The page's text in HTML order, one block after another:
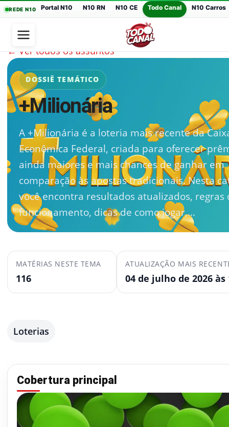
REDE N10 Portal N10 N10 RN N10 CE Todo Canal N10 Carros
← Ver todos os assuntos
DOSSIÊ TEMÁTICO
+Milionária
A +Milionária é a loteria mais recente da
Econômica Federal, criada para oferecer
ainda maiores e mais chances de ganhar em
comparação às apostas tradicionais. Nesta
você encontra resultados atualizados, regras
funcionamento, dicas de como jogar,…
MATÉRIAS NESTE TEMA
116
ATUALIZAÇÃO MAIS
04 de julho de 2026 às
Loterias
Cobertura principal